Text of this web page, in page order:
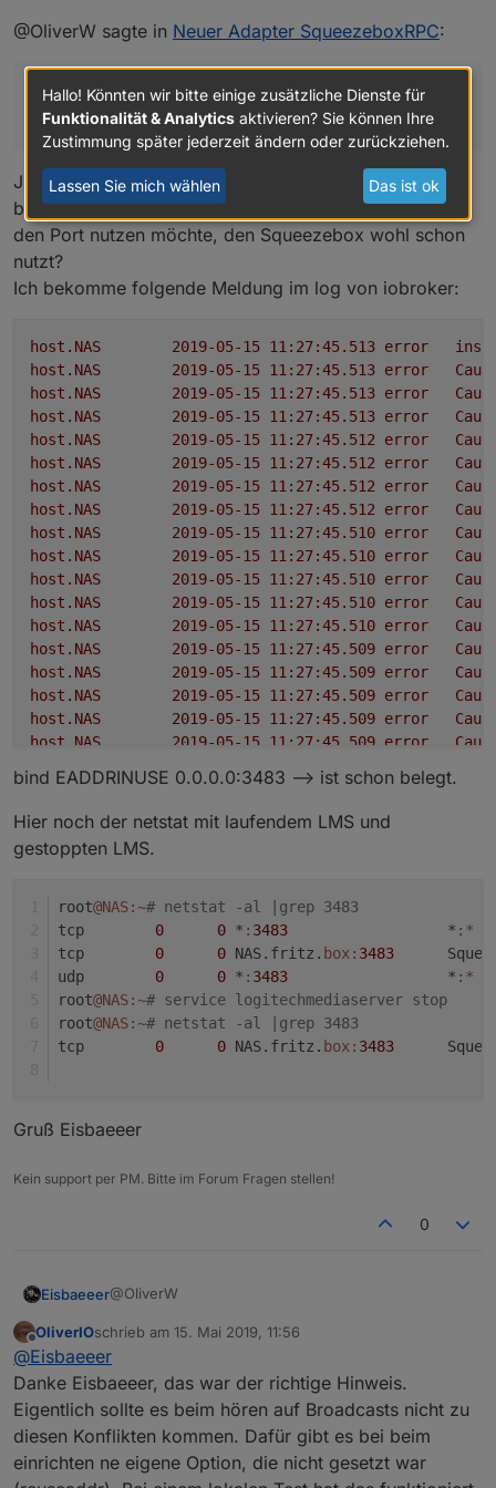
Standard-Widgets verbaut.
den hqwidgets
Die Playbuttons sind die On/Off-Buttonsaus
hqwidgets mit Icons, die ich bei Iconfinder
gefunden hab und etwas nachbearbeitet habe
aus meinem Artwork-State befüttert, was sich
passend zur Station oder Album entsprechend
ändert
Datum und Zeit ist SimpleClock und SimpleDate
'Aktuell bin ich aber dabei Widgets für die Favoriten
und die Playerauswahl zu bauen
@OliverW sagte in Neuer Adapter SqueezeboxRPC:
hast du nur eine squeezebox oder auch einen LMS-
Server?
Jep, der läuft auf der gleichen Maschine. Und das
bringt mich gleich zu dem Problem, dass dein Adapter
den Port nutzen möchte, den Squeezebox wohl schon
nutzt?
Ich bekomme folgende Meldung im log von iobroker:
host.NAS error
host.NAS
error
host.NAS
error
host.NAS
error
host.NAS
error
host.NAS
error
host.NAS
error
host.NAS
error
host.NAS
error
host.NAS
error
host.NAS
error
host.NAS
error
host.NAS
error
host.NAS
error
host.NAS
error
host.NAS
error
host.NAS
error
host.NAS
error
host.NAS
2019-05-15 11:27:45.508 error
host.NAS
error
bind EADDRINUSE 0.0.0.0:3483 --> ist schon belegt.
Hier noch der netstat mit laufendem LMS und
gestoppten LMS.
root@NAS:~# netstat -al |grep 3483
tcp 0 0 * : 3483
                  *
:*
tcp 0 0 NAS.fritz. box: 3483
udp 0 0 * : 3483
                  *
:*
root@NAS:~# service logitechmediaserver stop
root@NAS:~# netstat -al |grep 3483
tcp 0 0 NAS.fritz. box: 3483
Gruß Eisbaeeer
Kein support per PM. Bitte im Forum Fragen stellen!
0
Eisbaeeer@OliverW
@OliverW sagte inNeuer Adapter SqueezeboxRPC
hast du nur eine squeezebox oder auch einen
LMS-Server?
Jep, der läuft auf der gleichen Maschine. Und das
bringt mich gleich zu dem Problem, dass dein
Adapter den Port nutzen möchte, den Squeezebox
host.NAS	2019-05-15 11:27:45.513
Offline
OliverIOschrieb am 15. Mai 2019, 11:56
zuletzt editiert von
@Eisbaeeer
Danke Eisbaeeer, das war der richtige Hinweis.
Eigentlich sollte es beim hören auf Broadcasts nicht zu
diesen Konflikten kommen. Dafür gibt es bei beim
einrichten ne eigene Option, die nicht gesetzt war
Hallo! Könnten wir bitte einige zusätzliche Dienste für
Funktionalität & Analytics aktivieren? Sie können Ihre
Zustimmung später jederzeit ändern oder zurückziehen.
Lassen Sie mich wählen Das ist ok